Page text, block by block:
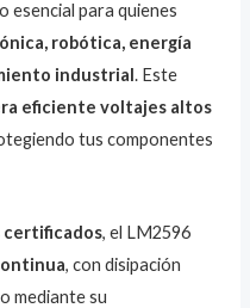
esencial para quienes
robótica, energía
industrial. Este
eficiente voltajes altos
tus componentes
certificados, el LM2596
, con disipación
mediante su